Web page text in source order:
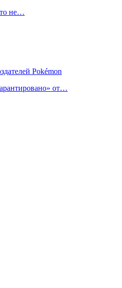
не…
Pokémon
от…